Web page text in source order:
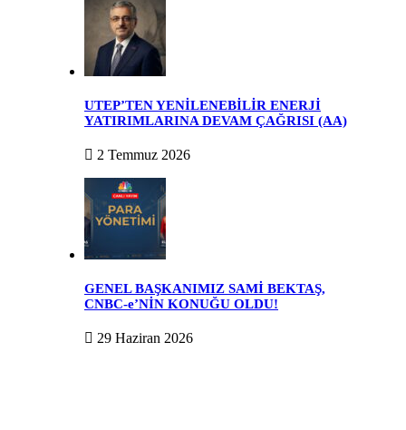
UTEP’TEN YENİLENEBİLİR ENERJİ
YATIRIMLARINA DEVAM ÇAĞRISI (AA)
2 Temmuz 2026
GENEL BAŞKANIMIZ SAMİ BEKTAŞ,
CNBC-e’NİN KONUĞU OLDU!
29 Haziran 2026